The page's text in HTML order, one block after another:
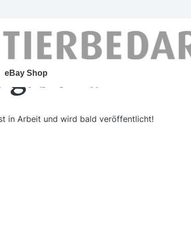
eBay Shop
sich an
in Arbeit und wird bald veröffentlicht!